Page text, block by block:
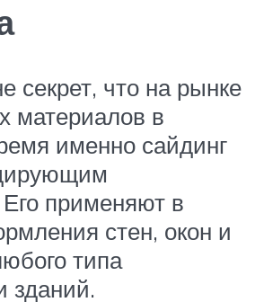
секрет, что на рынке
материалов в
именно сайдинг
применяют в
стен, окон и
типа
зданий.